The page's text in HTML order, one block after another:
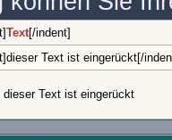
Text[/indent]
Text ist eingerückt[/
dieser Text ist eingerückt